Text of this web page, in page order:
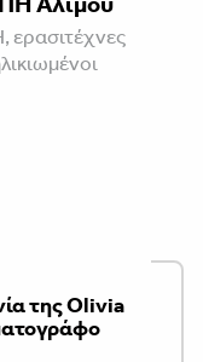
της Olivia